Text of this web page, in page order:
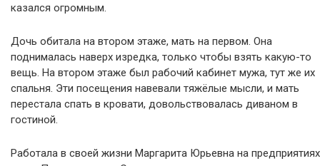
казался огромным.
Дочь обитала на втором этаже, мать на первом. Она
поднималась наверх изредка, только чтобы взять какую-то
вещь. На втором этаже был рабочий кабинет мужа, тут же их
спальня. Эти посещения навевали тяжёлые мысли, и мать
перестала спать в кровати, довольствовалась диваном в
гостиной.
Работала в своей жизни Маргарита Юрьевна на предприятиях